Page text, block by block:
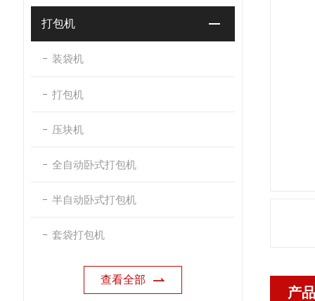
打包机
装袋机
打包机
压块机
全自动卧式打包机
半自动卧式打包机
套袋打包机
查看全部
产